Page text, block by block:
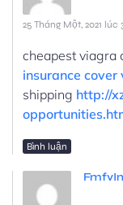
25 Tháng Một, 2021 lúc
cheapest viagra
insurance cover
shipping http://
Bình luận